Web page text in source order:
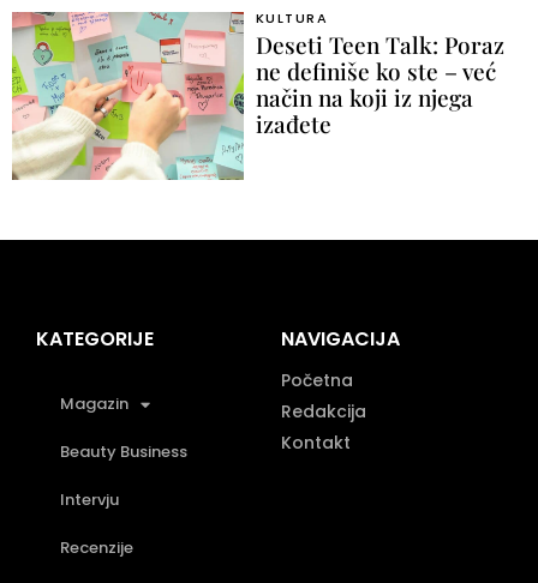
KULTURA
Deseti Teen Talk: Poraz
ne definiše ko ste – već
način na koji iz njega
izađete
KATEGORIJE
Magazin
Beauty Business
Intervju
Recenzije
NAVIGACIJA
Početna
Redakcija
Kontakt